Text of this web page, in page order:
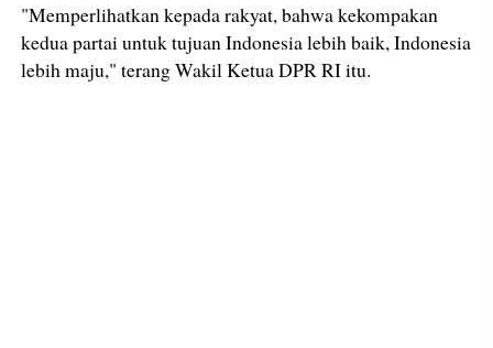
"Memperlihatkan kepada rakyat, bahwa kekompakan
kedua partai untuk tujuan Indonesia lebih baik, Indonesia
lebih maju," terang Wakil Ketua DPR RI itu.